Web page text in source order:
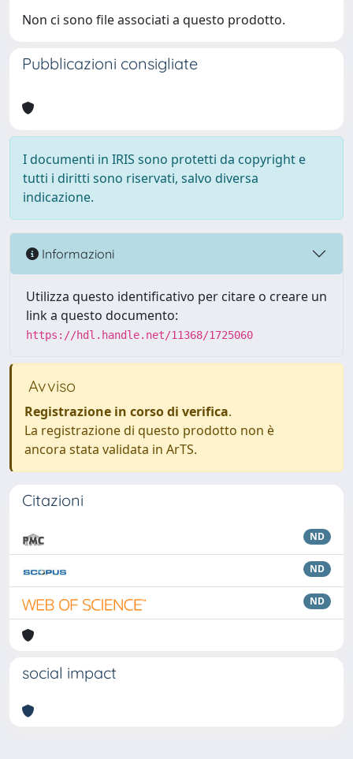
Non ci sono file associati a questo prodotto.
Pubblicazioni consigliate
I documenti in IRIS sono protetti da copyright e
tutti i diritti sono riservati, salvo diversa
indicazione.
Informazioni
Utilizza questo identificativo per citare o creare un
link a questo documento:
https://hdl.handle.net/11368/1725060
Avviso
Registrazione in corso di verifica.
La registrazione di questo prodotto non è
ancora stata validata in ArTS.
Citazioni
ND
ND
ND
social impact